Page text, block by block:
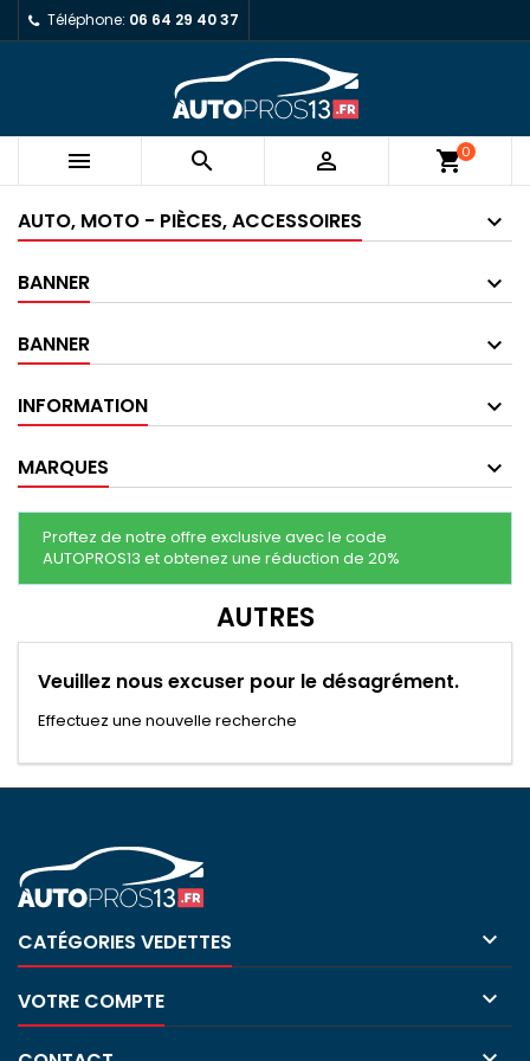
Téléphone: 06 64 29 40 37
   shopping_cart0
AUTO, MOTO - PIÈCES, ACCESSOIRES
BANNER
BANNER
INFORMATION
MARQUES
Proftez de notre offre exclusive avec le code
AUTOPROS13 et obtenez une réduction de 20%
AUTRES
Veuillez nous excuser pour le désagrément.
Effectuez une nouvelle recherche
CATÉGORIES VEDETTES 
VOTRE COMPTE 